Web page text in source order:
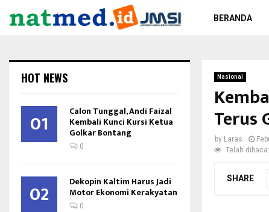
BERANDA
Nasional
Terus
by Laras
Telah
SHARE
HOT NEWS
01 Calon Tunggal, Andi Faizal
Kembali Kunci Kursi Ketua
Golkar Bontang
0
02 Dekopin Kaltim Harus Jadi
Motor Ekonomi Kerakyatan
0